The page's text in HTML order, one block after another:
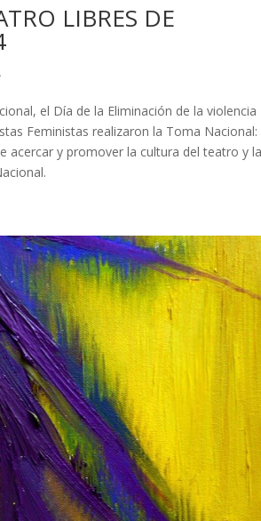
LIBRES DE
el Día de la Eliminación de la violencia
Feministas realizaron la Toma Nacional:
acercar y promover la cultura del teatro y